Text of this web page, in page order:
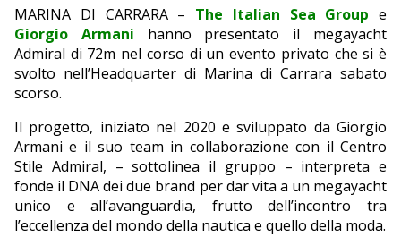
EDITORIALI
MARINA DI CARRARA – The Italian Sea Group e
Giorgio Armani hanno presentato il megayacht
Admiral di 72m nel corso di un evento privato che si è
svolto nell’Headquarter di Marina di Carrara sabato
scorso.
Il progetto, iniziato nel 2020 e sviluppato da Giorgio
Armani e il suo team in collaborazione con il Centro
Stile Admiral, – sottolinea il gruppo – interpreta e
fonde il DNA dei due brand per dar vita a un megayacht
unico e all’avanguardia, frutto dell’incontro tra
l’eccellenza del mondo della nautica e quello della moda.